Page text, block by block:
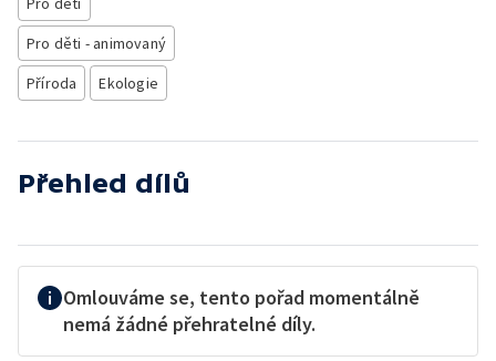
Pro děti - animovaný
Příroda
Ekologie
Přehled dílů
Omlouváme se, tento pořad momentálně
nemá žádné přehratelné díly.